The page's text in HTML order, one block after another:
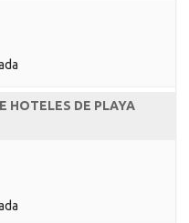
HOTELES DE PLAYA